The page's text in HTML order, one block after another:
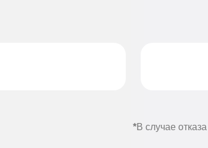
*В случае